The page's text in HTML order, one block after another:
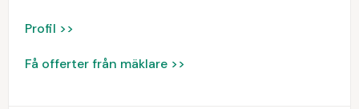
Profil >>
Få offerter från mäklare >>